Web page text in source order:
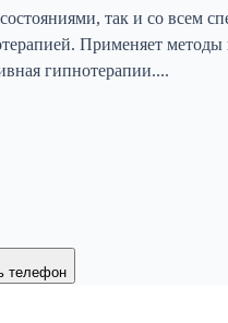
так и со всем
Применяет
гипнотерапии....
телефон